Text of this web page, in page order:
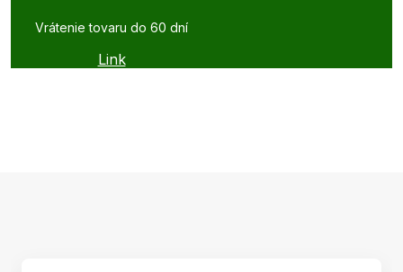
Vrátenie tovaru do 60 dní
Link